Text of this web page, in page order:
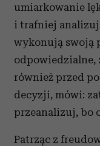
umiarkowanie
i trafniej
wykonują swoją
odpowiedzialne,
również przed
decyzji, mówi:
przeanalizuj, bo
Patrząc z